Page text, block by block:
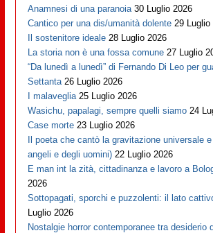
Anamnesi di una paranoia 30 Luglio 2026
Cantico per una dis/umanità dolente 29 Luglio
Il sostenitore ideale 28 Luglio 2026
La storia non è una fossa comune 27 Luglio
“Da lunedì a lunedì” di Fernando Di Leo per
Settanta 26 Luglio 2026
I malaveglia 25 Luglio 2026
Wasichu, papalagi, sempre quelli siamo 24
Case morte 23 Luglio 2026
Il poeta che cantò la gravitazione universale
angeli e degli uomini) 22 Luglio 2026
E man int la zità, cittadinanza e lavoro a
2026
Sottopagati, sporchi e puzzolenti: il lato
Luglio 2026
Nostalgie horror contemporanee tra desiderio